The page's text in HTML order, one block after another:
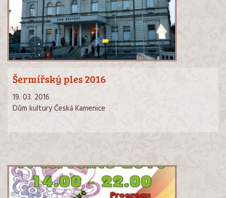
Šermířský ples 2016
19. 03. 2016
Dům kultury Česká Kamenice